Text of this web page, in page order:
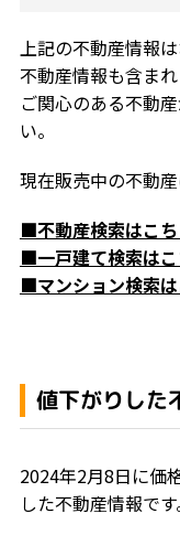
上記の不動産情報
不動産情報も含まれ
ご関心のある不動
い。
現在販売中の不動
■不動産検索はこち
■一戸建て検索は
■マンション検索
値下がりした
2024年2月8日に価
した不動産情報です